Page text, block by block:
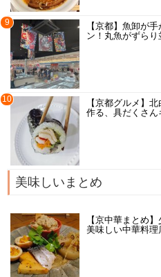
9
【京都】魚卸が
ン！丸魚がずらり
10
【京都グルメ】
作る、具だくさ
美味しいまとめ
【京中華まとめ
美味しい中華料理